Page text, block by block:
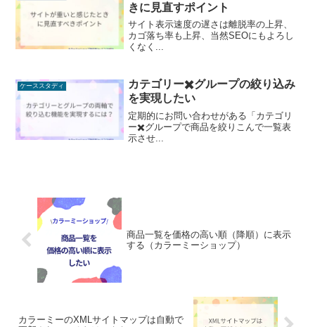
きに見直すポイント
サイト表示速度の遅さは離脱率の上昇、
カゴ落ち率も上昇、当然SEOにもよろし
くなく...
ケーススタディ
カテゴリー✖️グループの絞り込み
を実現したい
定期的にお問い合わせがある「カテゴリ
ー✖️グループで商品を絞りこんで一覧表
示させ...
商品一覧を価格の高い順（降順）に表示
する（カラーミーショップ）
カラーミーのXMLサイトマップは自動で